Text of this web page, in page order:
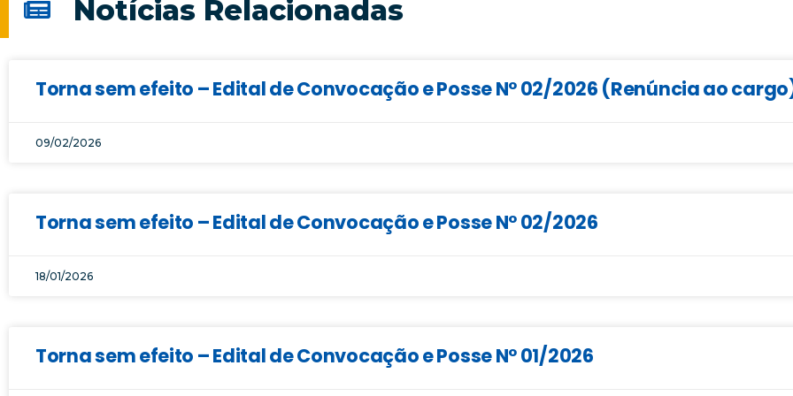
Notícias Relacionadas
Torna sem efeito – Edital de Convocação e Posse N° 02/2026 (Renúncia ao
09/02/2026
Torna sem efeito – Edital de Convocação e Posse N° 02/2026
18/01/2026
Torna sem efeito – Edital de Convocação e Posse N° 01/2026